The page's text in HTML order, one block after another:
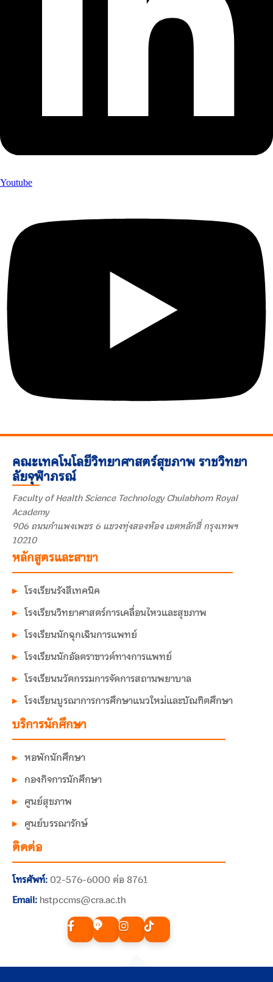
Youtube
คณะเทคโนโลยีวิทยาศาสตร์สุขภาพ ราชวิทยา
ลัยจุฬาภรณ์
Faculty of Health Science Technology Chulabhorn Royal
Academy
906 ถนนกำแพงเพชร 6 แขวงทุ่งสองห้อง เขตหลักสี่ กรุงเทพฯ
10210
หลักสูตรและสาขา
โรงเรียนรังสีเทคนิค
โรงเรียนวิทยาศาสตร์การเคลื่อนไหวและสุขภาพ
โรงเรียนนักฉุกเฉินการแพทย์
โรงเรียนนักอัลตราซาวด์ทางการแพทย์
โรงเรียนนวัตกรรมการจัดการสถานพยาบาล
โรงเรียนบูรณาการการศึกษาแนวใหม่และบัณฑิตศึกษา
บริการนักศึกษา
หอพักนักศึกษา
กองกิจการนักศึกษา
ศูนย์สุขภาพ
ศูนย์บรรณารักษ์
ติดต่อ
โทรศัพท์:02-576-6000 ต่อ 8761
Email: hstpccms@cra.ac.th